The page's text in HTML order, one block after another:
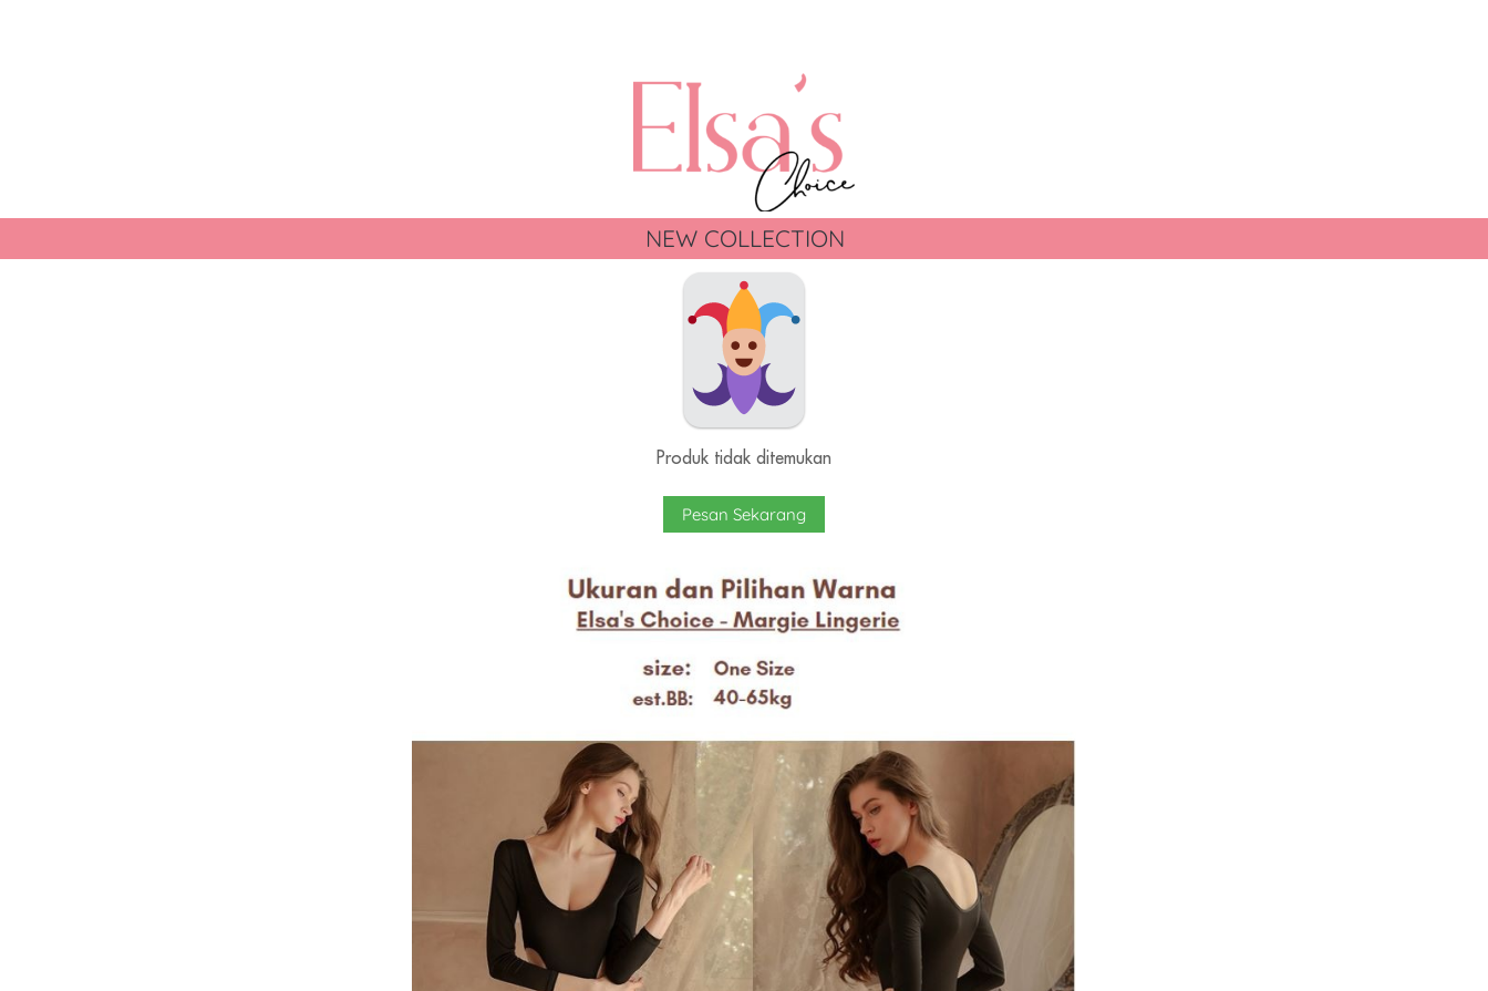
NEW COLLECTION
Produk tidak ditemukan
`Pesan Sekarang